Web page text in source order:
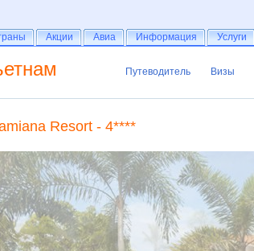
Путеводитель
Путеводитель Визы
Визы
Resort - 4****
Акции
Акции Авиа
Авиа Информация
Информация Услуги
Услуги